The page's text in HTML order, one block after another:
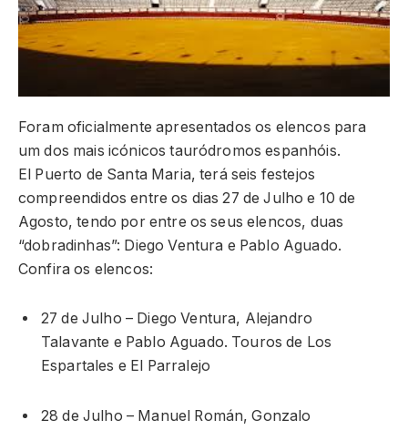
Foram oficialmente apresentados os elencos para
um dos mais icónicos tauródromos espanhóis.
El Puerto de Santa Maria, terá seis festejos
compreendidos entre os dias 27 de Julho e 10 de
Agosto, tendo por entre os seus elencos, duas
“dobradinhas”: Diego Ventura e Pablo Aguado.
Confira os elencos:
27 de Julho – Diego Ventura, Alejandro
Talavante e Pablo Aguado. Touros de Los
Espartales e El Parralejo
28 de Julho – Manuel Román, Gonzalo